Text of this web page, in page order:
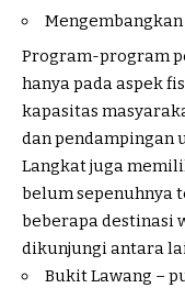
Program-program
hanya pada aspek
kapasitas
dan pendampingan
Langkat juga
belum sepenuhnya
beberapa destinasi
dikunjungi antara
Bukit Lawang –